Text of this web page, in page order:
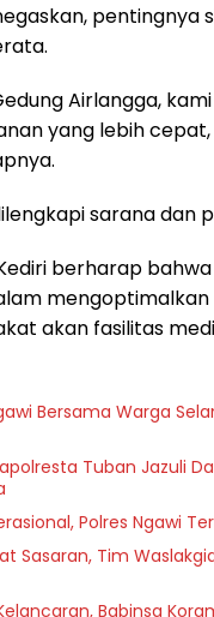
Airlangga,
yang lebih
sarana
berharap
akan fasilitas
Bersama Warga
Tuban Jazuli
Polres Ngawi
Sasaran, Tim
Babinsa